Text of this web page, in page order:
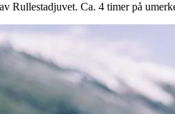
Rullestadjuvet. Ca. 4 timer på